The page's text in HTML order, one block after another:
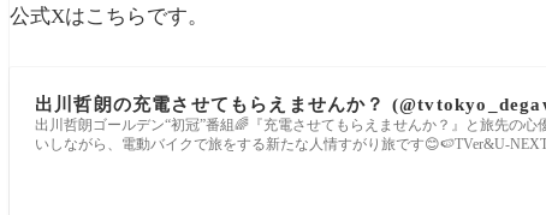
公式Xはこちらです。
出川哲朗の充電させてもらえませんか？
出川哲朗ゴールデン“初冠”番組🌈『充電させてもらえませんか？』と旅先の心
いしながら、電動バイクで旅をする新たな人情すがり旅です😊🍉TVer&U-